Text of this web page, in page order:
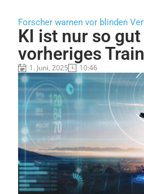
Forscher warnen vor blinden
KI ist nur so
vorheriges
1. Juni, 2025 10:46